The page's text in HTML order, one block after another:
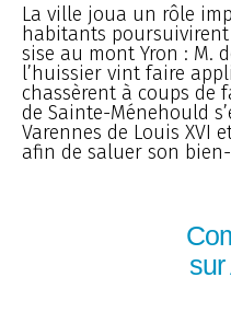
La ville joua un rôle
habitants
sise au mont Yron : M.
l’huissier vint faire
chassèrent à coups de
de Sainte-Ménehould
Varennes de Louis XVI
afin de saluer son